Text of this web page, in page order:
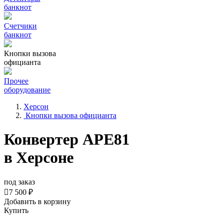
банкнот
Счетчики
банкнот
Кнопки вызова
официанта
Прочее
оборудование
Херсон
Кнопки вызова официанта
Конвертер APE81
в Херсоне
под заказ
7 500 ₽
Добавить в корзину
Купить